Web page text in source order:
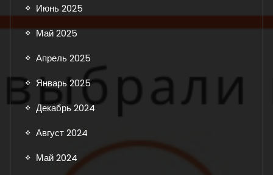
Июнь 2025
Май 2025
Апрель 2025
Январь 2025
Декабрь 2024
Август 2024
Май 2024